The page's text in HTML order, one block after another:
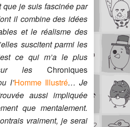
que je suis fascinée par
il combine des idées
et le réalisme des
suscitent parmi les
ce qui m’a le plus
sur les Chroniques
l’Homme Illustré… Je
aussi impliquée
que mentalement.
vraiment, je serai